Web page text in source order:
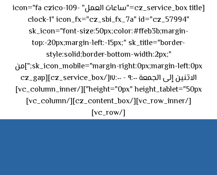
[cz_service_box title="ساعات العمل" icon="fa czico-109-
clock-1" icon_fx="cz_sbi_fx_7a" id="cz_57994"
sk_icon="font-size:50px;color:#ffeb3b;margin-
top:-20px;margin-left:-15px;" sk_title="border-
style:solid;border-bottom-width:2px;"
sk_icon_mobile="margin-right:0px;margin-left:0px;"]من
الاثنين إلى الجمعة ٩:٠٠ - ١٧:٠٠[/cz_service_box][cz_gap
height="0px" height_tablet="50px"][/vc_column_inner]
[/vc_row_inner][/cz_content_box][/vc_column]
[/vc_row]